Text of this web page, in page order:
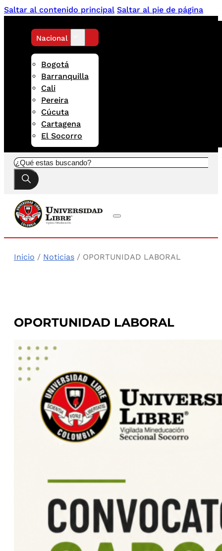
Saltar al contenido principal Saltar al pie de página
Nacional
Bogotá
Barranquilla
Cali
Pereira
Cúcuta
Cartagena
El Socorro
Buscar
Inicio / Noticias / OPORTUNIDAD LABORAL
OPORTUNIDAD LABORAL